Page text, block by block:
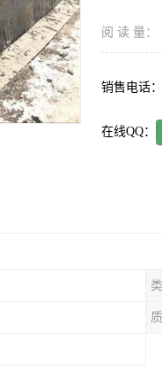
阅 读 量：
销售电话：
在线QQ：